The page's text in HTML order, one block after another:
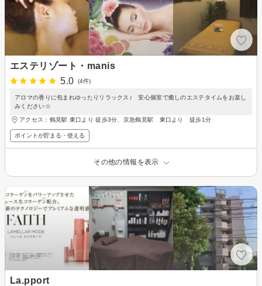
エステリゾート・manis
5.0
(4件)
アロマの香りに包まれゆったりリラックス♪ 安心個室で癒しのエステタイムをお楽し
みください☆
アクセス：鶴見駅 東口より 徒歩3分、京急鶴見駅 東口より 徒歩1分
ポイントが貯まる・使える
その他の情報を表示
La.pport